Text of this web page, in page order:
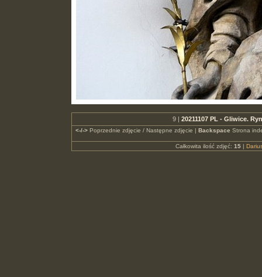
9 | 20211107 PL - Gliwice.
<-/->Poprzednie zdjęcie / Następne zdjęcie | Backspace Strona
Całkowita ilość zdjęć: 15|